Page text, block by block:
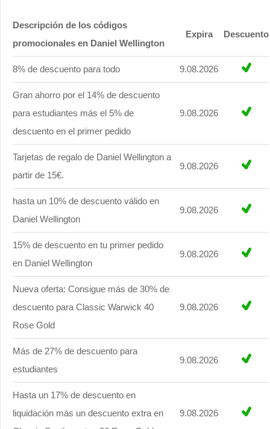
Descripción de los códigos
promocionales en Daniel Wellington
Expira Descuento
8% de descuento para todo 9.08.2026
Gran ahorro por el 14% de descuento
para estudiantes más el 5% de
descuento en el primer pedido
9.08.2026
Tarjetas de regalo de Daniel Wellington a
partir de 15€.
9.08.2026
hasta un 10% de descuento válido en
Daniel Wellington
9.08.2026
15% de descuento en tu primer pedido
en Daniel Wellington
9.08.2026
Nueva oferta: Consigue más de 30% de
descuento para Classic Warwick 40
Rose Gold
9.08.2026
Más de 27% de descuento para
estudiantes
9.08.2026
Hasta un 17% de descuento en
liquidación más un descuento extra en
9.08.2026